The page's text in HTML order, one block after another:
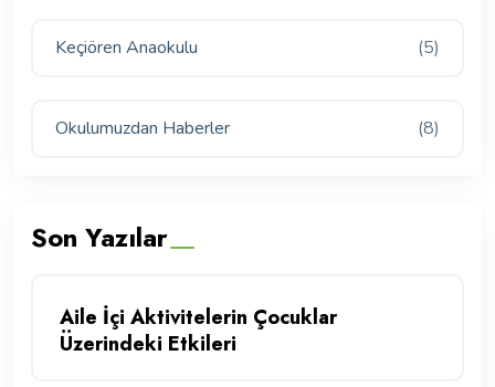
Keçiören Anaokulu (5)
Okulumuzdan Haberler (8)
Son Yazılar
Aile İçi Aktivitelerin Çocuklar
Üzerindeki Etkileri